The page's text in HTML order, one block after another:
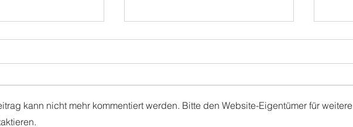
2026 Discofox-Workshop
kann nicht mehr kommentiert werden. Bitte den Website-Eigentümer für weitere